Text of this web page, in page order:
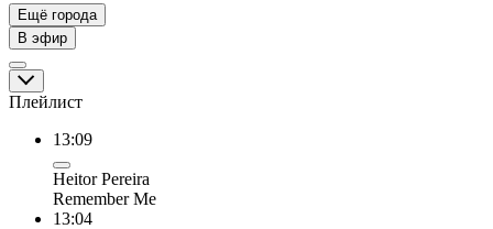
Ещё города
В эфир
Плейлист
13:09
Heitor Pereira
Remember Me
13:04